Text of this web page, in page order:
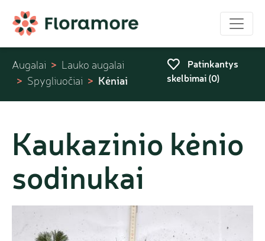
Augalai
Lauko augalai
Spygliuočiai
Kėniai
Patinkantys
skelbimai (0)
Kaukazinio kėnio
sodinukai